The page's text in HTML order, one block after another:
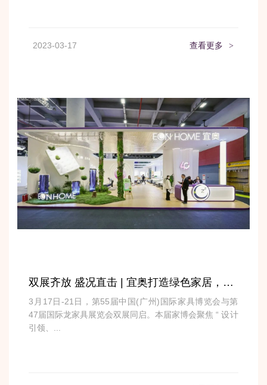
2023-03-17 查看更多 >
双展齐放 盛况直击 | 宜奥打造绿色家居，让睡眠更自然
3月17日-21日，第55届中国(广州)国际家具博览会与第
47届国际龙家具展览会双展同启。本届家博会聚焦 “ 设计
引领、...